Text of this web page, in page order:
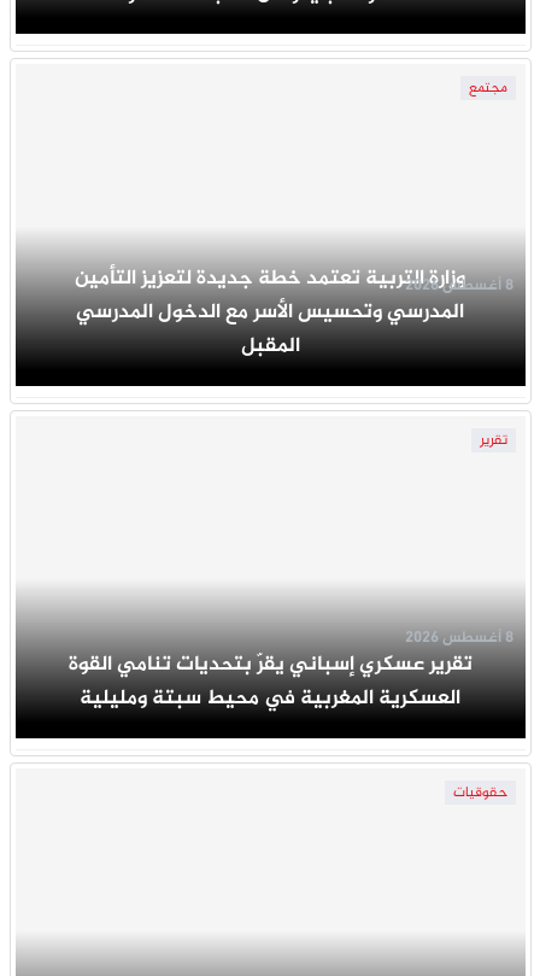
مجتمع
وزارة التربية تعتمد خطة جديدة لتعزيز التأمين
المدرسي وتحسيس الأسر مع الدخول المدرسي
المقبل
8 أغسطس 2026
تقرير
تقرير عسكري إسباني يقرّ بتحديات تنامي القوة
العسكرية المغربية في محيط سبتة ومليلية
8 أغسطس 2026
حقوقيات